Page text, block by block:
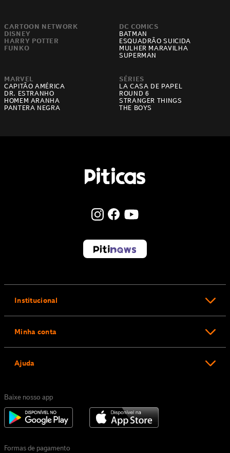
CARTOON NETWORK
DISNEY
HARRY POTTER
FUNKO
DC COMICS
BATMAN
ESQUADRÃO SUICIDA
MULHER MARAVILHA
SUPERMAN
MARVEL
CAPITÃO AMÉRICA
DR. ESTRANHO
HOMEM ARANHA
PANTERA NEGRA
SÉRIES
LA CASA DE PAPEL
ROUND 6
STRANGER THINGS
THE BOYS
Institucional
Minha conta
Ajuda
Baixe nosso app
Formas de pagamento